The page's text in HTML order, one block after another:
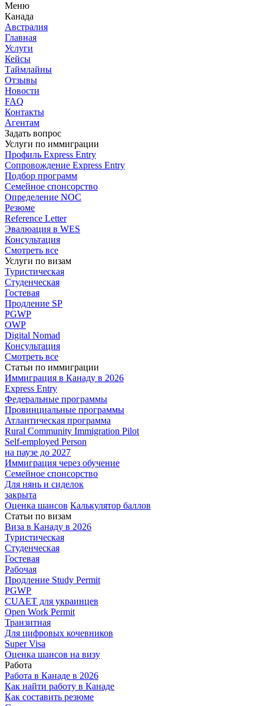
Меню
Канада
Австралия
Главная
Услуги
Кейсы
Таймлайны
Отзывы
Новости
FAQ
Контакты
Агентам
Задать вопрос
Услуги по иммиграции
Профиль Express Entry
Сопровождение Express Entry
Подбор программ
Семейное спонсорство
Определение NOC
Резюме
Reference Letter
Эвалюация в WES
Консультация
Смотреть все
Услуги по визам
Туристическая
Студенческая
Гостевая
Продление SP
PGWP
OWP
Digital Nomad
Консультация
Смотреть все
Статьи по иммиграции
Иммиграция в Канаду в 2026
Express Entry
Федеральные программы
Провинциальные программы
Атлантическая программа
Rural Community Immigration Pilot
Self-employed Person
на паузе до 2027
Иммиграция через обучение
Семейное спонсорство
Для нянь и сиделок
закрыта
Оценка шансов Калькулятор баллов
Статьи по визам
Виза в Канаду в 2026
Туристическая
Студенческая
Гостевая
Рабочая
Продление Study Permit
PGWP
CUAET для украинцев
Open Work Permit
Транзитная
Для цифровых кочевников
Super Visa
Оценка шансов на визу
Работа
Работа в Канаде в 2026
Как найти работу в Канаде
Как составить резюме